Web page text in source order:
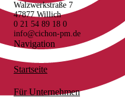
Walzwerkstraße 7
47877 Willich
0 21 54 89 18 0
info@cichon-pm.de
Navigation
Startseite
Für Unternehmen